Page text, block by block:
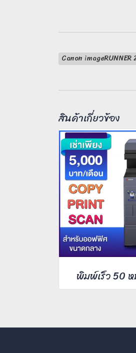
Canon imageRUNNER
สินค้าเกี่ยวข้อง
พิมพ์เร็ว 50